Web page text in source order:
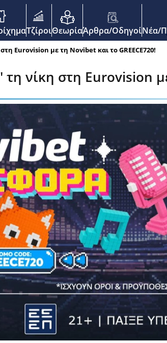
ΤζίροιΘεωρίαΆρθρα/ΟδηγοίΝέα/
Eurovision με τη Novibet και το GREECE720!
νίκη στη Eurovision